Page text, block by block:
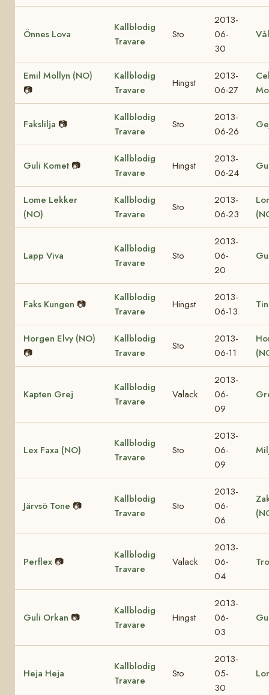
Önnes Lova
Kallblodig
Travare
Sto
2013-
06-
30
Emil Mollyn (NO)
📷
Kallblodig
Travare
Hingst
2013-
06-27
Fakslilja 📷
Kallblodig
Travare
Sto
2013-
06-26
Guli Komet 📷
Kallblodig
Travare
Hingst
2013-
06-24
Lome Lekker
(NO)
Kallblodig
Travare
Sto
2013-
06-23
Lapp Viva
Kallblodig
Travare
Sto
2013-
06-
20
Faks Kungen 📷
Kallblodig
Travare
Hingst
2013-
06-13
Horgen Elvy (NO)
📷
Kallblodig
Travare
Sto
2013-
06-11
Kapten Grej
Kallblodig
Travare
Valack
2013-
06-
09
Lex Faxa (NO)
Kallblodig
Travare
Sto
2013-
06-
09
Järvsö Tone 📷
Kallblodig
Travare
Sto
2013-
06-
06
Perflex 📷
Kallblodig
Travare
Valack
2013-
06-
04
Guli Orkan 📷
Kallblodig
Travare
Hingst
2013-
06-
03
Heja Heja
Kallblodig
Travare
Sto
2013-
05-
30